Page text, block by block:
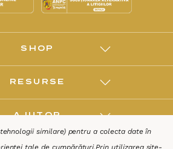
SHOP
RESURSE
AJUTOR
similare) pentru a colecta date în
tale de cumpărături.Prin utilizarea site-